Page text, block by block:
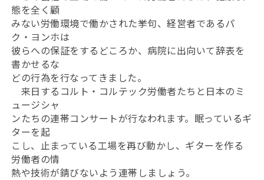
態を全く顧
みない労働環境で働かされた挙句、経営者であるパ
ク・ヨンホは
彼らへの保証をするどころか、病院に出向いて辞表を
書かせるな
どの行為を行なってきました。
来日するコルト・コルテック労働者たちと日本のミ
ュージシャ
ンたちの連帯コンサートが行なわれます。眠っているギ
ターを起
こし、止まっている工場を再び動かし、ギターを作る
労働者の情
熱や技術が錆びないよう連帯しましょう。